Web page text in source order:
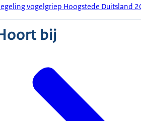
vogelgriep Hoogstede Duitsland
bij